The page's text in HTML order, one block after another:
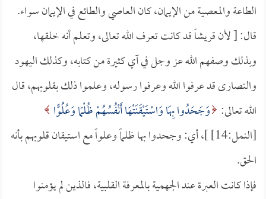
الطاعة والمعصية من الإيمان، كان العاصي والطائع في الإيمان سواء.
قال: [ لأن قريشاً قد كانت تعرف الله تعالى، وتعلم أنه خلقها،
وبذلك وصفهم الله عز وجل في آي كثيرة من كتابه، وكذلك اليهود
والنصارى قد عرفوا الله وعرفوا رسوله، وعلموا ذلك بقلوبهم، قال
الله تعالى: وَجَحَدُوا بِهَا وَاسْتَيْقَنَتْهَا أَنْفُسُهُمْ ظُلْمًا وَعُلُوًّا
[النمل:14] ]، أي: وجحدوا بها ظلماً وعلواً مع استيقان قلوبهم بأنه
الحق.
فإذا كانت العبرة عند الجهمية بالمعرفة القلبية، فالذين لم يؤمنوا